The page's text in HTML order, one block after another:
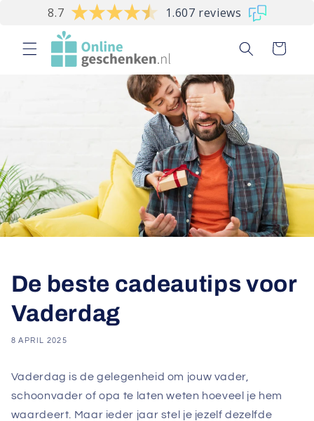
naar de
content
8.7 1.607 reviews
Winkelwagen
De beste cadeautips voor
Vaderdag
8 APRIL 2025
Vaderdag is de gelegenheid om jouw vader,
schoonvader of opa te laten weten hoeveel je hem
waardeert. Maar ieder jaar stel je jezelf dezelfde